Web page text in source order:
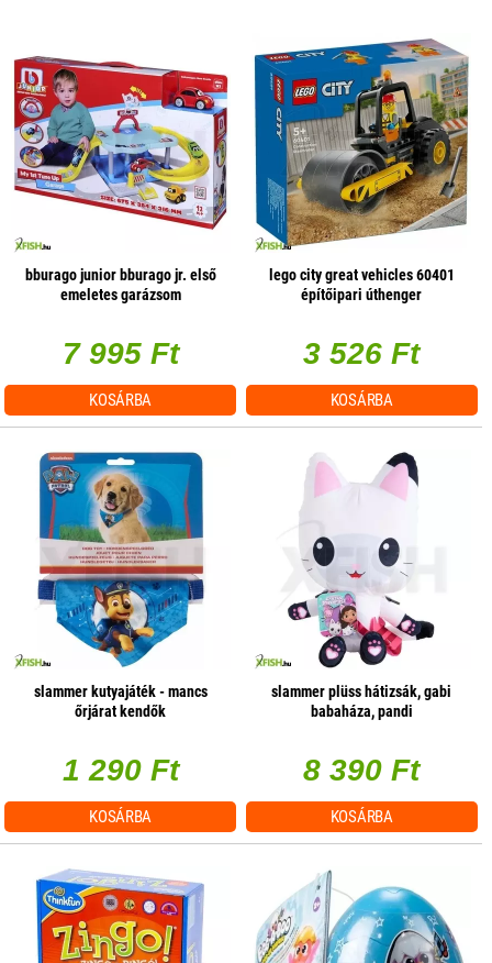
bburago junior bburago jr. első
emeletes garázsom
7 995 Ft
KOSÁRBA
lego city great vehicles 60401
építőipari úthenger
3 526 Ft
KOSÁRBA
slammer kutyajáték - mancs
őrjárat kendők
1 290 Ft
KOSÁRBA
slammer plüss hátizsák, gabi
babaháza, pandi
8 390 Ft
KOSÁRBA